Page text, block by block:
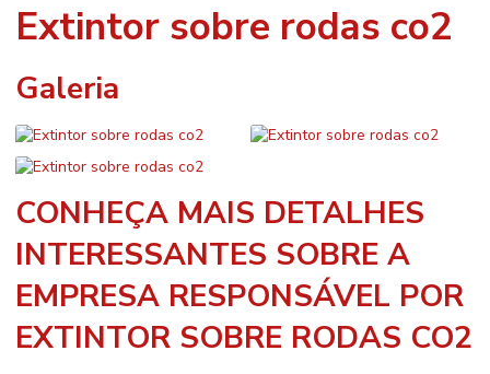
Extintor sobre rodas co2
Galeria
CONHEÇA MAIS DETALHES
INTERESSANTES SOBRE A
EMPRESA RESPONSÁVEL POR
EXTINTOR SOBRE RODAS CO2